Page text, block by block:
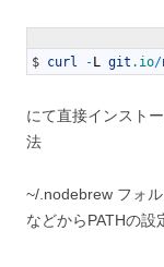
$ curl - L git .io/
にて直接インスト
法
~/.nodebrew フォ
などからPATHの設